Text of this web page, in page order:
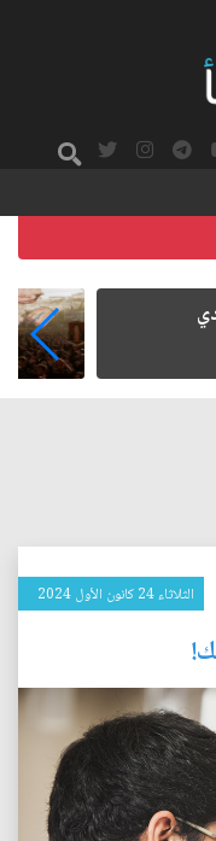
الزيارة من هويتها
الثلاثاء 24 كانون الأول 2024